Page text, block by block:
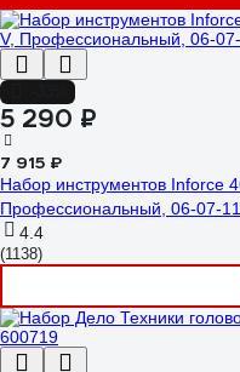
5 290 ₽
7 915 ₽
Набор инструментов Inforce
Профессиональный, 06-07-11
4.4
(1138)